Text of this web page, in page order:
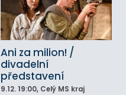
Ani za milion! /
divadelní
představení
9.12. 19:00, Celý MS kraj